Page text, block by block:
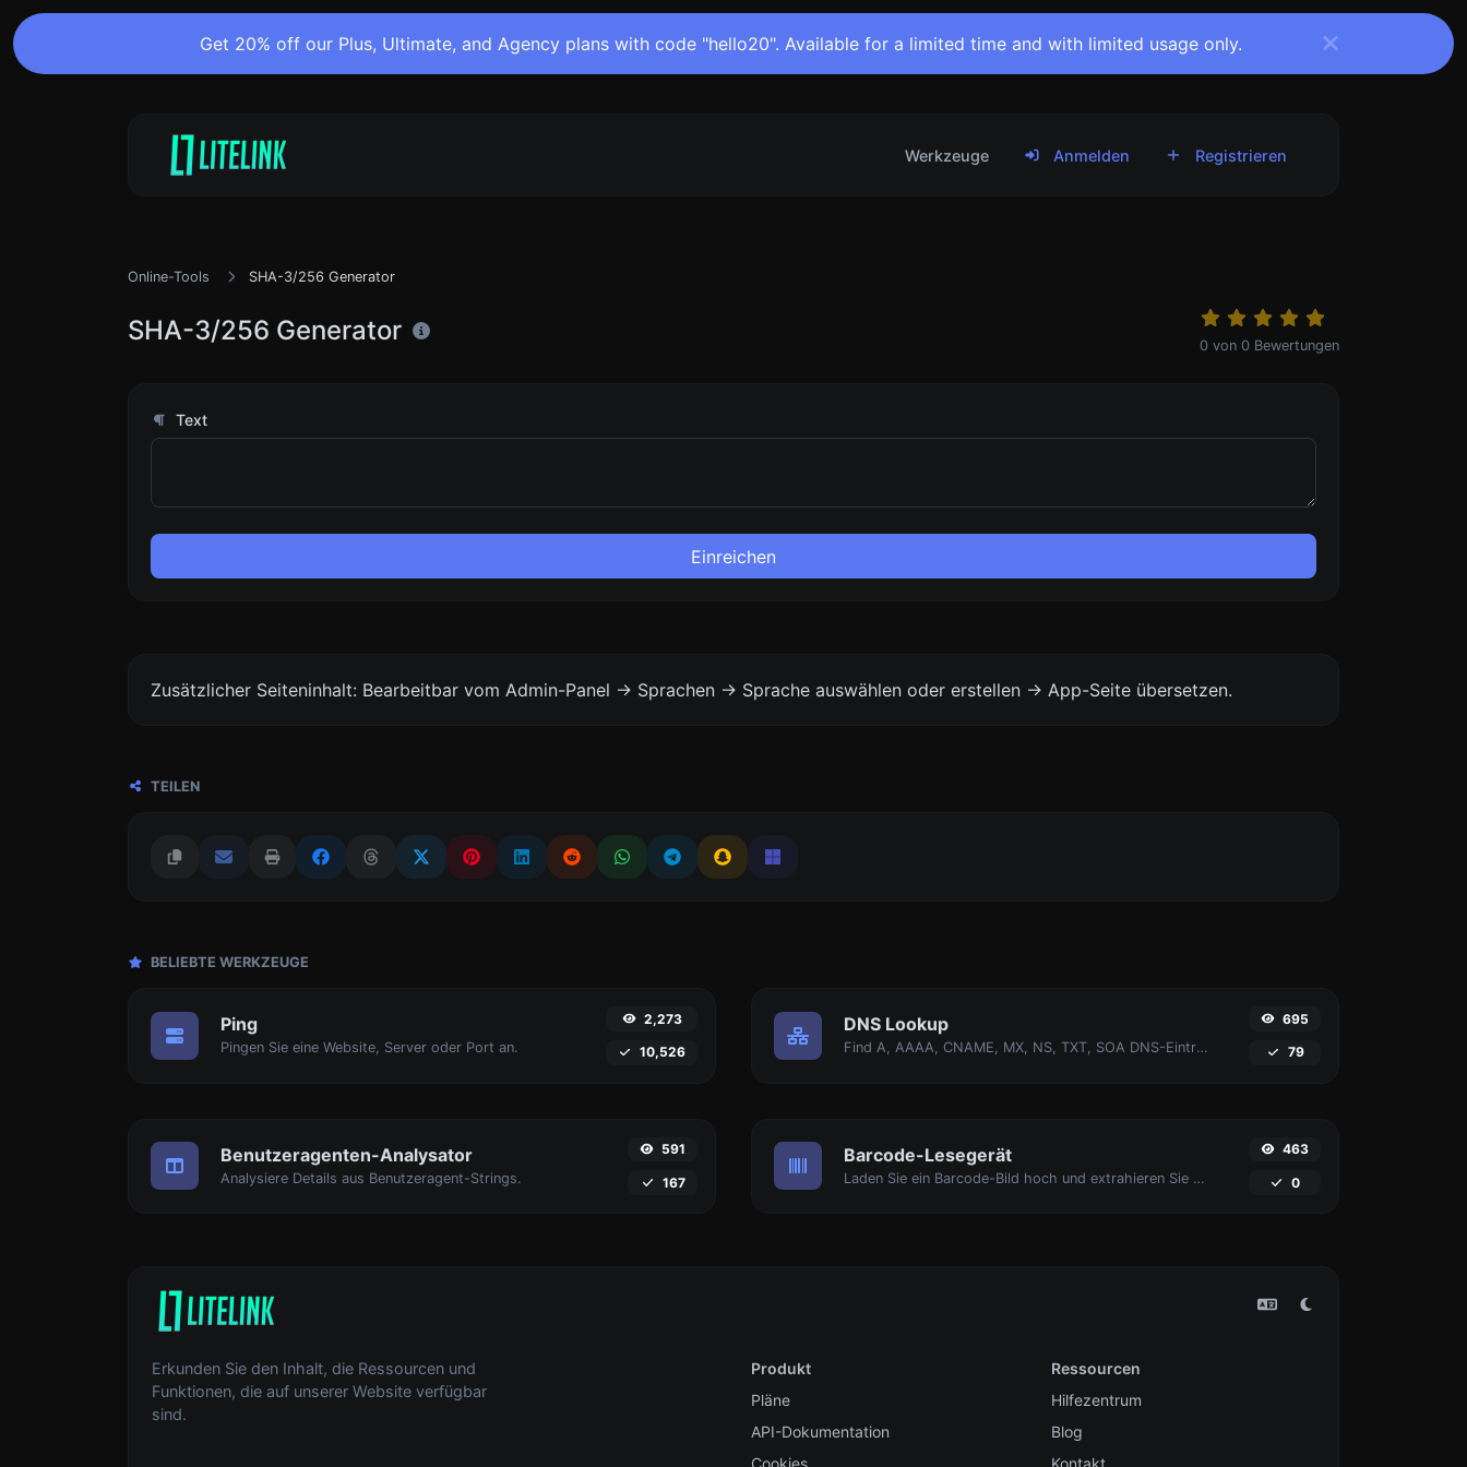
Get 20% off our Plus, Ultimate, and Agency plans with code "hello20". Available for a limited time and with limited usage only.
Werkzeuge Anmelden Registrieren
Online-Tools SHA-3/256 Generator
SHA-3/256 Generator 0 von 0 Bewertungen
Text
Einreichen
Zusätzlicher Seiteninhalt: Bearbeitbar vom Admin-Panel -> Sprachen -> Sprache auswählen oder erstellen -> App-Seite übersetzen.
TEILEN
BELIEBTE WERKZEUGE
Ping
Pingen Sie eine Website, Server oder Port an.
2,273
10,526
DNS Lookup
Find A, AAAA, CNAME, MX, NS, TXT, SOA DNS-Einträge eines Hosts.
695
79
Benutzeragenten-Analysator
Analysiere Details aus Benutzeragent-Strings.
591
167
Barcode-Lesegerät
Laden Sie ein Barcode-Bild hoch und extrahieren Sie die Daten daraus.
463
0
Erkunden Sie den Inhalt, die Ressourcen und
Funktionen, die auf unserer Website verfügbar
sind.
Produkt
Pläne
API-Dokumentation
Ressourcen
Hilfezentrum
Blog